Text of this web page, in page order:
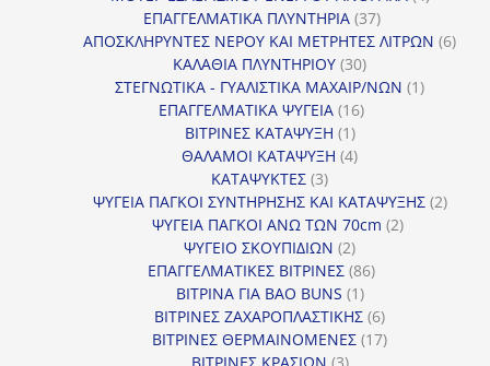
ΕΠΑΓΓΕΛΜΑΤΙΚΑ ΠΛΥΝΤΗΡΙΑ 3737
προϊόντα
ΑΠΟΣΚΛΗΡΥΝΤΕΣ ΝΕΡΟΥ ΚΑΙ ΜΕΤΡΗΤΕΣ ΛΙΤΡΩΝ 66
ΚΑΛΑΘΙΑ ΠΛΥΝΤΗΡΙΟΥ 3030
προϊόντα
ΣΤΕΓΝΩΤΙΚΑ - ΓΥΑΛΙΣΤΙΚΑ ΜΑΧΑΙΡ/ΝΩΝ 11
ΕΠΑΓΓΕΛΜΑΤΙΚΑ ΨΥΓΕΙΑ 1616
ΒΙΤΡΙΝΕΣ ΚΑΤΑΨΥΞΗ 11
προϊόν
ΘΑΛΑΜΟΙ ΚΑΤΑΨΥΞΗ 44
ΚΑΤΑΨΥΚΤΕΣ 33
προϊόντα
ΨΥΓΕΙΑ ΠΑΓΚΟΙ ΣΥΝΤΗΡΗΣΗΣ ΚΑΙ ΚΑΤΑΨΥΞΗΣ 22
ΨΥΓΕΙΑ ΠΑΓΚΟΙ ΑΝΩ ΤΩΝ 70cm 22
ΨΥΓΕΙΟ ΣΚΟΥΠΙΔΙΩΝ 22
προϊόντα
ΕΠΑΓΓΕΛΜΑΤΙΚΕΣ ΒΙΤΡΙΝΕΣ 8686
ΒΙΤΡΙΝΑ ΓΙΑ BAO BUNS 11
προϊόν
ΒΙΤΡΙΝΕΣ ΖΑΧΑΡΟΠΛΑΣΤΙΚΗΣ 66
προϊόντα
ΒΙΤΡΙΝΕΣ ΘΕΡΜΑΙΝΟΜΕΝΕΣ 1717
3